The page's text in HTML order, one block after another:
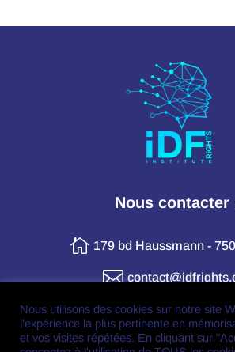
Nous contacter
 179 bd Haussmann -

Retrouvez-nous en
Nous utilisons des cookies sur notre site
l'expérience la plus pertinente en
et vos visites répétées. En cliquant sur